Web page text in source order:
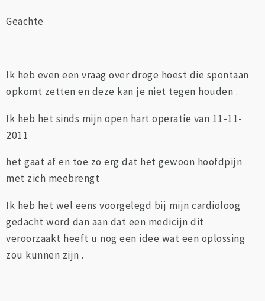
Geachte
Ik heb even een vraag over droge hoest die spontaan
opkomt zetten en deze kan je niet tegen houden .
Ik heb het sinds mijn open hart operatie van 11-11-
2011
het gaat af en toe zo erg dat het gewoon hoofdpijn
met zich meebrengt
Ik heb het wel eens voorgelegd bij mijn cardioloog
gedacht word dan aan dat een medicijn dit
veroorzaakt heeft u nog een idee wat een oplossing
zou kunnen zijn .